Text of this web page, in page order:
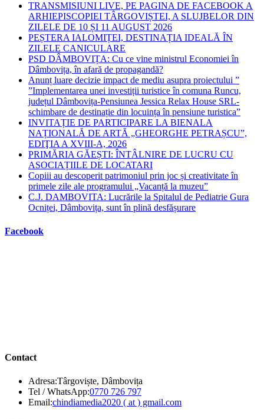
TRANSMISIUNI LIVE, PE PAGINA DE FACEBOOK A
ARHIEPISCOPIEI TÂRGOVIȘTEI, A SLUJBELOR DIN
ZILELE DE 10 ȘI 11 AUGUST 2026
PEȘTERA IALOMIȚEI, DESTINAȚIA IDEALĂ ÎN
ZILELE CANICULARE
PSD DÂMBOVIȚA: Cu ce vine ministrul Economiei în
Dâmbovița, în afară de propagandă?
Anunț luare decizie impact de mediu asupra proiectului ”
”Implementarea unei investiții turistice în comuna Runcu,
județul Dâmbovița-Pensiunea Jessica Relax House SRL-
schimbare de destinație din locuința în pensiune turistica”
INVITAȚIE DE PARTICIPARE LA BIENALA
NAȚIONALĂ DE ARTĂ „GHEORGHE PETRAȘCU”,
EDIŢIA A XVIII-A, 2026
PRIMĂRIA GĂEȘTI: ÎNTÂLNIRE DE LUCRU CU
ASOCIAȚIILE DE LOCATARI
Copiii au descoperit patrimoniul prin joc și creativitate în
primele zile ale programului „Vacanță la muzeu”
C.J. DAMBOVITA: Lucrările la Spitalul de Pediatrie Gura
Ocniței, Dâmbovița, sunt în plină desfășurare
Facebook
Contact
Adresa:Târgoviște, Dâmbovița
Tel / WhatsApp:0770 726 797Opens
in
Email:chindiamedia2020 ( at ) gmail.comOpens